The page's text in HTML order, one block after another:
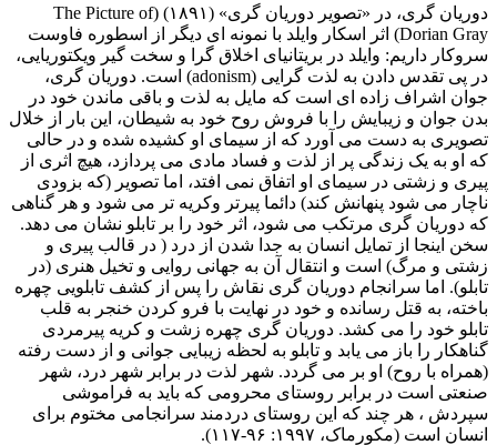
دوریان گری، در «تصویر دوریان گری» (۱۸۹۱) (The Picture of
Dorian Gray) اثر اسکار وایلد با نمونه ای دیگر از اسطوره فاوست
سروکار داریم: وایلد در بریتانیای اخلاق گرا و سخت گیر ویکتوریایی،
در پی تقدس دادن به لذت گرایی (adonism) است. دوریان گری،
جوان اشراف زاده ای است که مایل به لذت و باقی ماندن خود در
بدن جوان و زیبایش را با فروش روح خود به شیطان، این بار از خلال
تصویری به دست می آورد که از سیمای او کشیده شده و در حالی
که او به یک زندگی پر از لذت و فساد مادی می پردازد، هیچ اثری از
پیری و زشتی در سیمای او اتفاق نمی افتد، اما تصویر (که بزودی
ناچار می شود پنهانش کند) دائما پیرتر وکریه تر می شود و هر گناهی
که دوریان گری مرتکب می شود، اثر خود را بر تابلو نشان می دهد.
سخن اینجا از تمایل انسان به جدا شدن از درد ( در قالب پیری و
زشتی و مرگ) است و انتقال آن به جهانی روایی و تخیل هنری (در
تابلو). اما سرانجام دوریان گری نقاش را پس از کشف تابلویی چهره
باخته، به قتل رسانده و خود در نهایت با فرو کردن خنجر به قلب
تابلو خود را می کشد. دوریان گری چهره زشت و کریه پیرمردی
گناهکار را باز می یابد و تابلو به لحظه زیبایی جوانی و از دست رفته
(همراه با روح) او بر می گردد. شهر لذت در برابر شهر درد، شهر
صنعتی است در برابر روستای محرومی که باید به فراموشی
سپردش ، هر چند که این روستای دردمند سرانجامی مختوم برای
انسان است (مکورماک، ۱۹۹۷: ۹۶-۱۱۷).